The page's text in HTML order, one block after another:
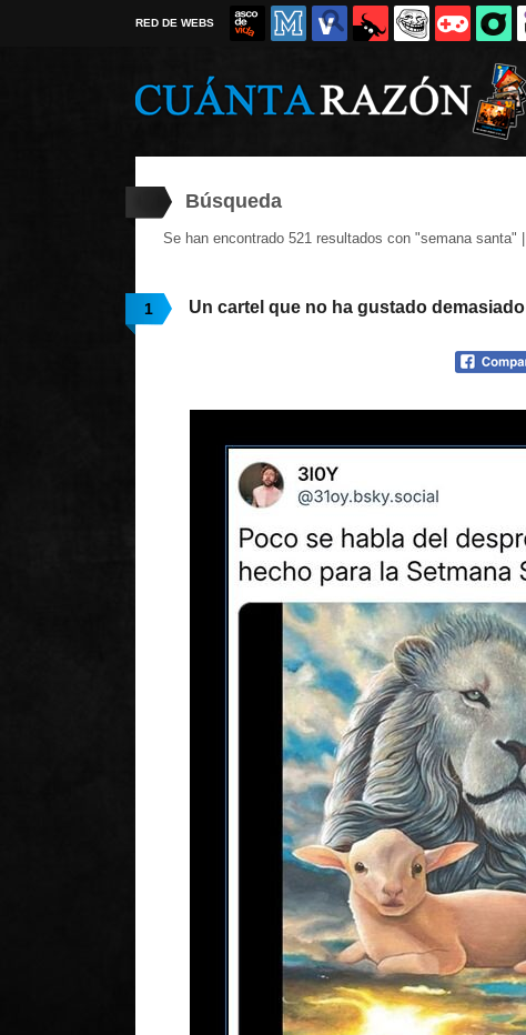
RED DE WEBS
Búsqueda
Se han encontrado 521 resultados con "semana santa" |
1 Un cartel que no ha gustado demasiado